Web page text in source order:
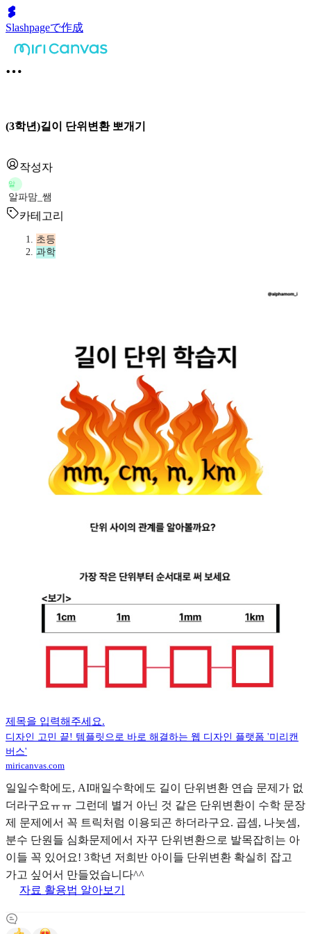
Slashpageで作成
(3학년)길이 단위변환 뽀개기
작성자
알
알파맘_쌤
카테고리
초등
과학
제목을 입력해주세요.
디자인 고민 끝! 템플릿으로 바로 해결하는 웹 디자인 플랫폼 '미리캔
버스'
miricanvas.com
일일수학에도, AI매일수학에도 길이 단위변환 연습 문제가 없
더라구요ㅠㅠ 그런데 별거 아닌 것 같은 단위변환이 수학 문장
제 문제에서 꼭 트릭처럼 이용되곤 하더라구요. 곱셈, 나눗셈,
분수 단원들 심화문제에서 자꾸 단위변환으로 발목잡히는 아
이들 꼭 있어요! 3학년 저희반 아이들 단위변환 확실히 잡고
가고 싶어서 만들었습니다^^
자료 활용법 알아보기